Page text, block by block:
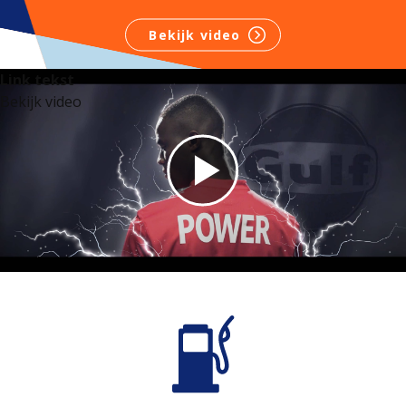
Bekijk video
Link tekst
Bekijk video